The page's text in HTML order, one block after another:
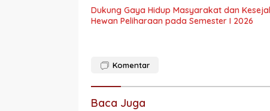
Dukung Gaya Hidup Masyarakat dan
Hewan Peliharaan pada Semester I 2026
Komentar
Baca Juga